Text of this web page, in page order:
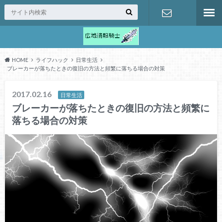
HOME ライフハック
日常生活
ブレーカーが落ちたときの復旧の方法と頻繁に落ちる場合の対策
2017.02.16 日常生活
ブレーカーが落ちたときの復旧の方法と頻繁に
落ちる場合の対策